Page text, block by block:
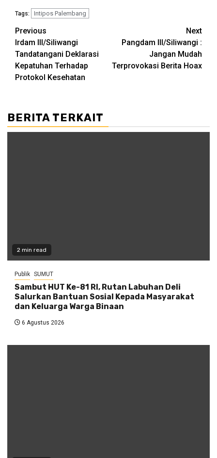
Tags: Intipos Palembang
Post
navigation
Previous
Irdam III/Siliwangi
Tandatangani Deklarasi
Kepatuhan Terhadap
Protokol Kesehatan
Next
Pangdam III/Siliwangi :
Jangan Mudah
Terprovokasi Berita Hoax
BERITA TERKAIT
2 min read
Publik SUMUT
Sambut HUT Ke-81 RI, Rutan Labuhan Deli
Salurkan Bantuan Sosial Kepada Masyarakat
dan Keluarga Warga Binaan
6 Agustus 2026